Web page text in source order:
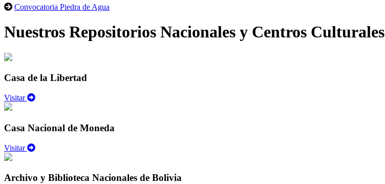
Convocatoria Piedra de Agua
Nuestros Repositorios Nacionales y Centros Culturales
Casa de la Libertad
Visitar
Casa Nacional de Moneda
Visitar
Archivo y Biblioteca Nacionales de Bolivia